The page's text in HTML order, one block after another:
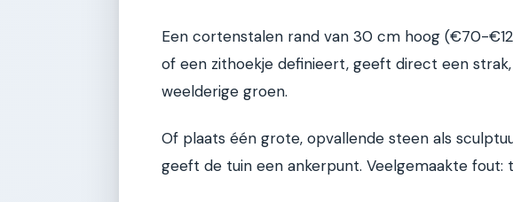
Een cortenstalen rand van 30 cm hoog (€70-
of een zithoekje definieert, geeft direct een
weelderige groen.
Of plaats één grote, opvallende steen als
geeft de tuin een ankerpunt. Veelgemaakte fout: